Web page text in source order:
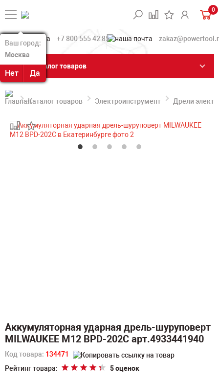
Ваш город:
Москва
Нет Да
Ваш город:
Москва
Нет Да
0
+7 800 555 42 85
Каталог товаров
Каталог товаров Электроинструмент Дрели
Аккумуляторная ударная дрель-шуруповерт
MILWAUKEE M12 BPD-202C арт.4933441940
Код товара: 134471
Рейтинг товара:
5 оценок